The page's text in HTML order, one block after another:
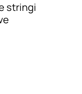
stringi